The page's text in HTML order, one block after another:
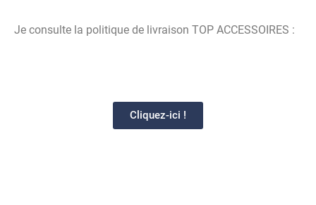
Je consulte la politique de livraison TOP ACCESSOIRES :
Cliquez-ici !